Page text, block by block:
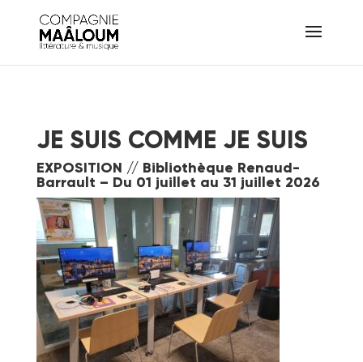
JE SUIS COMME JE SUIS
EXPOSITION // Bibliothèque Renaud-
Barrault – Du 01 juillet au 31 juillet 2026